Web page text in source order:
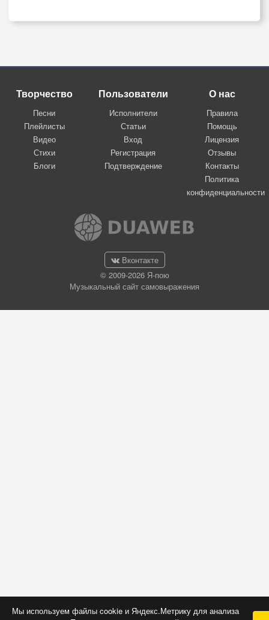
Мы используем файлы cookie и Яндекс.Метрику для анализа
Творчество
Песни
Плейлисты
Видео
Стихи
Блоги
Пользователи
Исполнители
Статьи
Вход
Регистрация
Подтверждение
О нас
Правила
Помощь
Лицензия
Отзывы
Контакты
Политика
конфиденциальности
Вконтакте
© 2009-2026 Я-пою
Музыкальный сайт самовыражения